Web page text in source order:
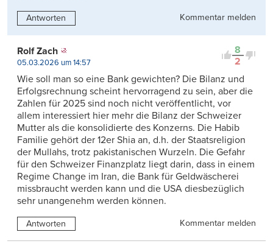
Antworten Kommentar melden
8
2
Rolf Zach
05.03.2026 um 14:57
Wie soll man so eine Bank gewichten? Die Bilanz und
Erfolgsrechnung scheint hervorragend zu sein, aber die
Zahlen für 2025 sind noch nicht veröffentlicht, vor
allem interessiert hier mehr die Bilanz der Schweizer
Mutter als die konsolidierte des Konzerns. Die Habib
Familie gehört der 12er Shia an, d.h. der Staatsreligion
der Mullahs, trotz pakistanischen Wurzeln. Die Gefahr
für den Schweizer Finanzplatz liegt darin, dass in einem
Regime Change im Iran, die Bank für Geldwäscherei
missbraucht werden kann und die USA diesbezüglich
sehr unangenehm werden können.
Antworten Kommentar melden